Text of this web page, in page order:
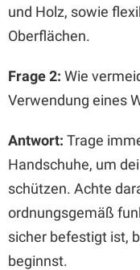
und Holz, sowie
Oberflächen.
Frage 2: Wie
Verwendung eines
Antwort: Trage
Handschuhe, um
schützen. Achte
ordnungsgemäß
sicher befestigt ist,
beginnst.